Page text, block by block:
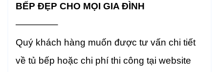
BẾP ĐẸP CHO MỌI GIA ĐÌNH
————–
Quý khách hàng muốn được tư vấn chi tiết
về tủ bếp hoặc chi phí thi công tại website